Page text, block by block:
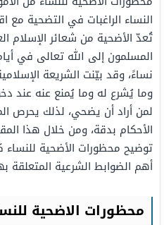
النساء الراغبات في التضحية مع
تُعدّ الأضحية من شعائر الإسلام
المسلمون إلى الله تعالى في أيام
نساءً، وقد بيّنت الشريعة
وما يُشرع له وما يُمنع عنه عند
لمن أراد أن يضحي، لذلك يحرص
الأحكام بدقة، ومن خلال هذا
توضيح محظورات الأضحية للنساء
أهم الضوابط الشرعية المتعلقة
محظورات الاضحية